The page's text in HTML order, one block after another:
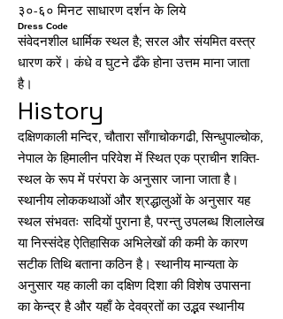
३०-६० मिनट साधारण दर्शन के लिये
Dress Code
संवेदनशील धार्मिक स्थल है; सरल और संयमित वस्त्र
धारण करें। कंधे व घुटने ढँके होना उत्तम माना जाता
है।
History
दक्षिणकाली मन्दिर, चौतारा साँगाचोकगढी, सिन्धुपाल्चोक,
नेपाल के हिमालीन परिवेश में स्थित एक प्राचीन शक्ति-
स्थल के रूप में परंपरा के अनुसार जाना जाता है।
स्थानीय लोककथाओं और श्रद्धालुओं के अनुसार यह
स्थल संभवतः सदियों पुराना है, परन्तु उपलब्ध शिलालेख
या निस्संदेह ऐतिहासिक अभिलेखों की कमी के कारण
सटीक तिथि बताना कठिन है। स्थानीय मान्यता के
अनुसार यह काली का दक्षिण दिशा की विशेष उपासना
का केन्द्र है और यहाँ के देवव्रतों का उद्भव स्थानीय